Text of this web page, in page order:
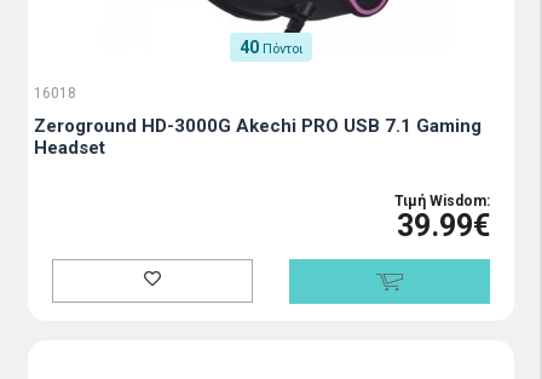
40 Πόντοι
16018
Zeroground HD-3000G Akechi PRO USB 7.1 Gaming
Headset
Τιμή Wisdom:
39.99€